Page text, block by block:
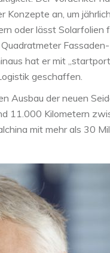
an, um
oder lässt Solarfolien
hat er mit
geschaffen.
Ausbau der neuen
11.000 Kilometern
mit mehr als 30